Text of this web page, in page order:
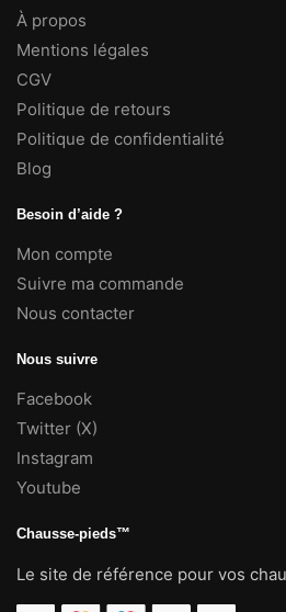
À propos
Mentions légales
CGV
Politique de retours
Politique de confidentialité
Blog
Besoin d’aide ?
Mon compte
Suivre ma commande
Nous contacter
Nous suivre
Facebook
Twitter (X)
Instagram
Youtube
Chausse-pieds™
Le site de référence pour vos